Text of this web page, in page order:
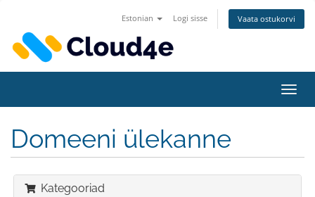
Estonian Logi sisse Vaata ostukorvi
Domeeni ülekanne
Kategooriad